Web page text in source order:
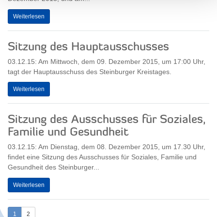
Weiterlesen
Sitzung des Hauptausschusses
03.12.15: Am Mittwoch, dem 09. Dezember 2015, um 17:00 Uhr,
tagt der Hauptausschuss des Steinburger Kreistages.
Weiterlesen
Sitzung des Ausschusses für Soziales,
Familie und Gesundheit
03.12.15: Am Dienstag, dem 08. Dezember 2015, um 17.30 Uhr,
findet eine Sitzung des Ausschusses für Soziales, Familie und
Gesundheit des Steinburger...
Weiterlesen
1 2